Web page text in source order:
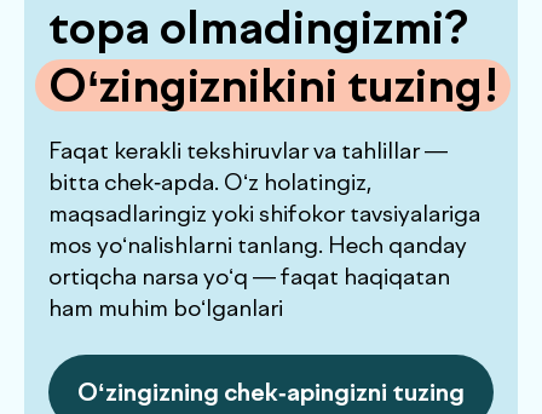
Siz bilan foydali
ma’lumotlarni
ulashamiz